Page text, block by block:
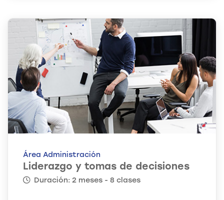
Área Administración
Liderazgo y tomas de decisiones
Duración: 2 meses - 8 clases